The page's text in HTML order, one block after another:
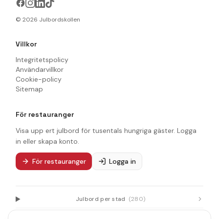
och DJ som håller stämningen uppe långt in på
bastu och jacuzzi, vår Chocolate lounge med massor
av sällskapsspel samt vår fantastiska frukostbuffé
där det finns smaker som passar alla.
© 2026 Julbordskollen
Villkor
Integritetspolicy
Användarvillkor
Cookie-policy
Sitemap
För restauranger
Visa upp ert julbord för tusentals hungriga gäster. Logga
in eller skapa konto.
För restauranger Logga in
Julbord per stad (280)